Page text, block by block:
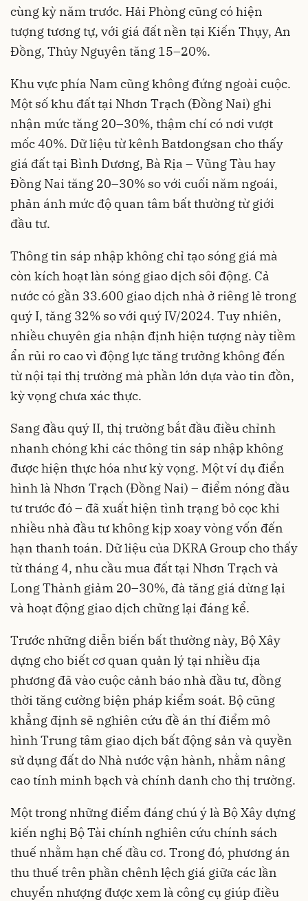
cùng kỳ năm trước. Hải Phòng cũng có hiện
tượng tương tự, với giá đất nền tại Kiến Thụy, An
Đồng, Thủy Nguyên tăng 15–20%.
Khu vực phía Nam cũng không đứng ngoài cuộc.
Một số khu đất tại Nhơn Trạch (Đồng Nai) ghi
nhận mức tăng 20–30%, thậm chí có nơi vượt
mốc 40%. Dữ liệu từ kênh Batdongsan cho thấy
giá đất tại Bình Dương, Bà Rịa – Vũng Tàu hay
Đồng Nai tăng 20–30% so với cuối năm ngoái,
phản ánh mức độ quan tâm bất thường từ giới
đầu tư.
Thông tin sáp nhập không chỉ tạo sóng giá mà
còn kích hoạt làn sóng giao dịch sôi động. Cả
nước có gần 33.600 giao dịch nhà ở riêng lẻ trong
quý I, tăng 32% so với quý IV/2024. Tuy nhiên,
nhiều chuyên gia nhận định hiện tượng này tiềm
ẩn rủi ro cao vì động lực tăng trưởng không đến
từ nội tại thị trường mà phần lớn dựa vào tin đồn,
kỳ vọng chưa xác thực.
Sang đầu quý II, thị trường bắt đầu điều chỉnh
nhanh chóng khi các thông tin sáp nhập không
được hiện thực hóa như kỳ vọng. Một ví dụ điển
hình là Nhơn Trạch (Đồng Nai) – điểm nóng đầu
tư trước đó – đã xuất hiện tình trạng bỏ cọc khi
nhiều nhà đầu tư không kịp xoay vòng vốn đến
hạn thanh toán. Dữ liệu của DKRA Group cho thấy
từ tháng 4, nhu cầu mua đất tại Nhơn Trạch và
Long Thành giảm 20–30%, đà tăng giá dừng lại
và hoạt động giao dịch chững lại đáng kể.
Trước những diễn biến bất thường này, Bộ Xây
dựng cho biết cơ quan quản lý tại nhiều địa
phương đã vào cuộc cảnh báo nhà đầu tư, đồng
thời tăng cường biện pháp kiểm soát. Bộ cũng
khẳng định sẽ nghiên cứu đề án thí điểm mô
hình Trung tâm giao dịch bất động sản và quyền
sử dụng đất do Nhà nước vận hành, nhằm nâng
cao tính minh bạch và chính danh cho thị trường.
Một trong những điểm đáng chú ý là Bộ Xây dựng
kiến nghị Bộ Tài chính nghiên cứu chính sách
thuế nhằm hạn chế đầu cơ. Trong đó, phương án
thu thuế trên phần chênh lệch giá giữa các lần
chuyển nhượng được xem là công cụ giúp điều